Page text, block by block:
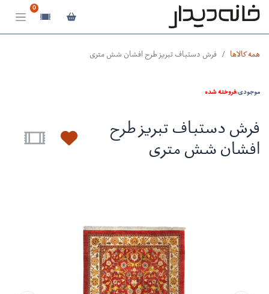
0
همه کالاها فرش دستباف تبریز طرح افشان شش متری
موجودی:فروخته شده
فرش دستباف تبریز طرح
افشان شش متری